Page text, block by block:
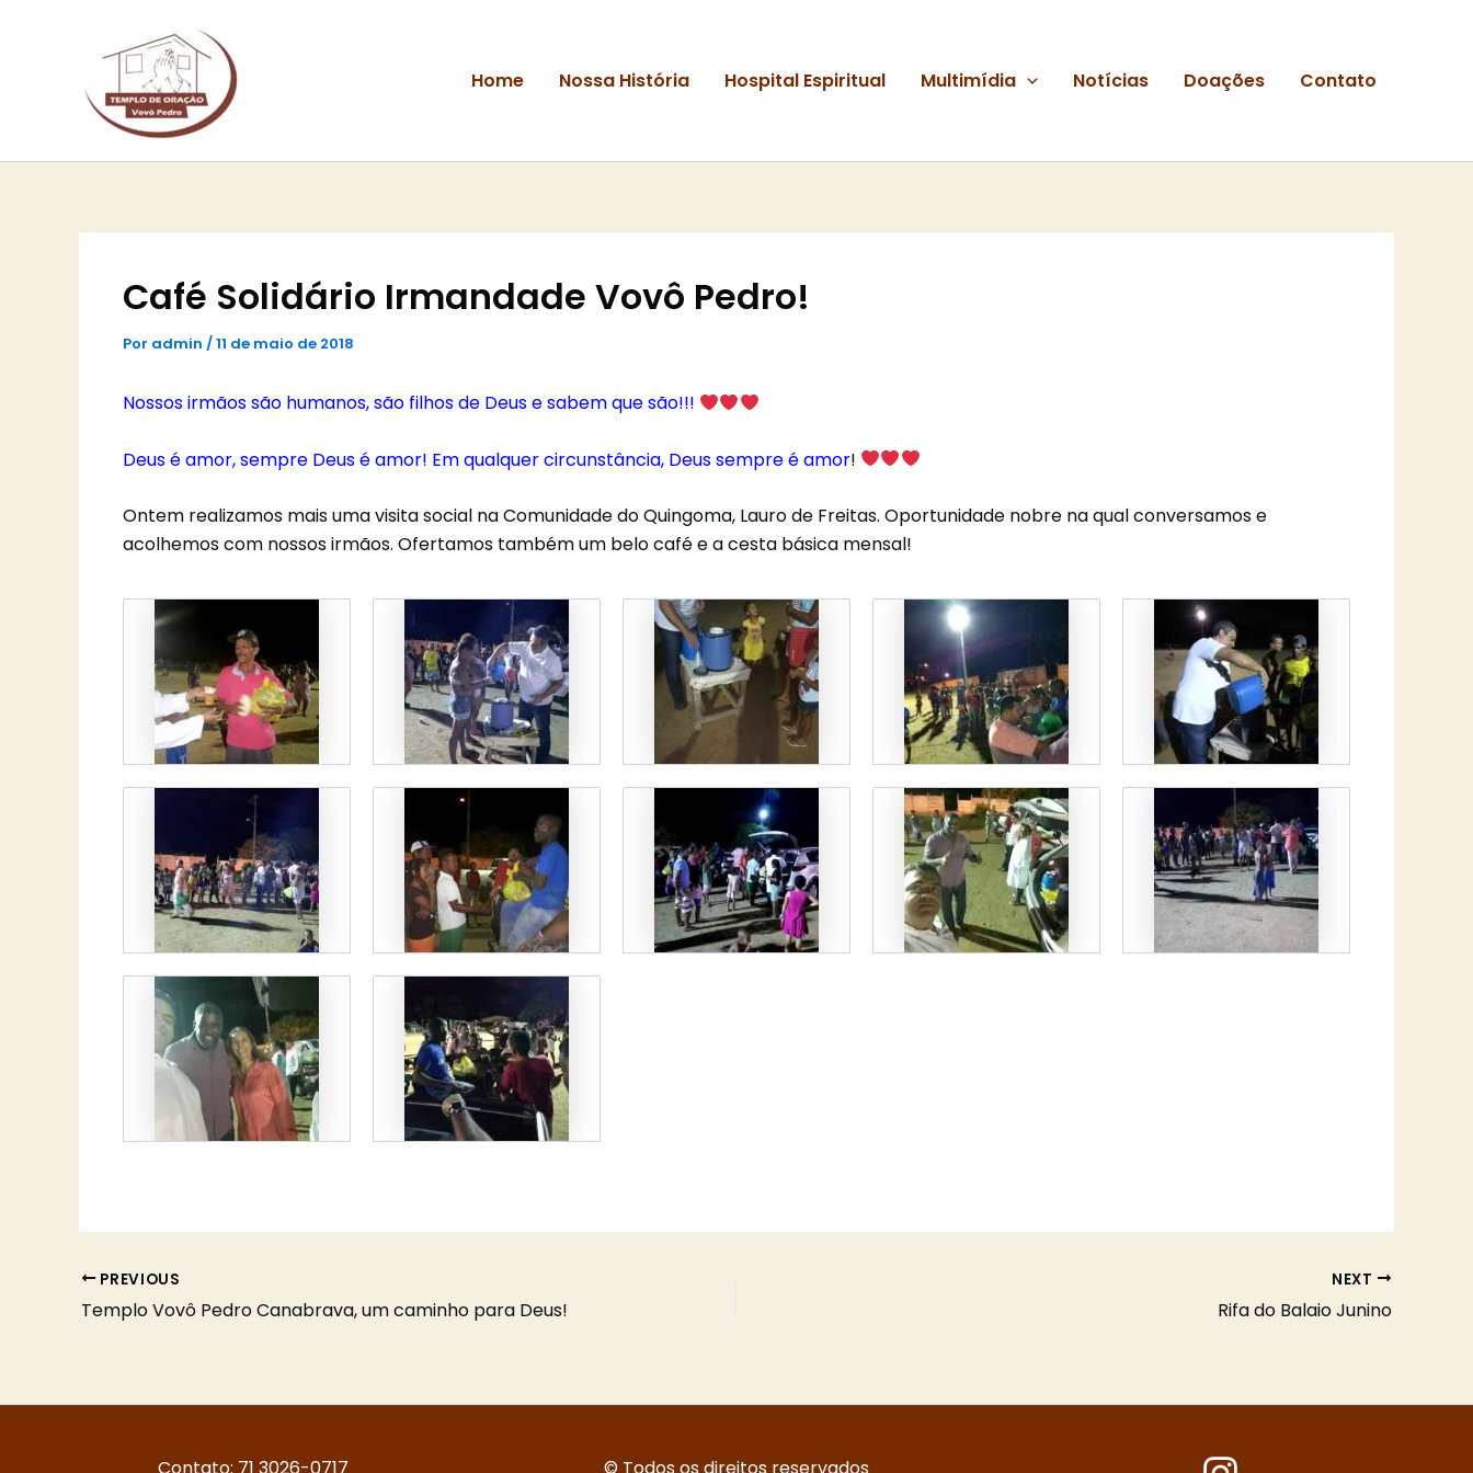
Home Nossa História Hospital Espiritual Multimídia Notícias Doações Contato
Café Solidário Irmandade Vovô Pedro!
Por admin /11 de maio de 2018
Nossos irmãos são humanos, são filhos de Deus e sabem que são!!!
Deus é amor, sempre Deus é amor! Em qualquer circunstância, Deus sempre é amor!
Ontem realizamos mais uma visita social na Comunidade do Quingoma, Lauro de Freitas. Oportunidade nobre na qual conversamos e
acolhemos com nossos irmãos. Ofertamos também um belo café e a cesta básica mensal!
PREVIOUS
Templo Vovô Pedro Canabrava, um caminho para Deus!
NEXT
Rifa do Balaio Junino